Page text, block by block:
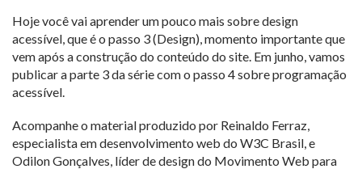
Hoje você vai aprender um pouco mais sobre design
acessível, que é o passo 3 (Design), momento importante que
vem após a construção do conteúdo do site. Em junho, vamos
publicar a parte 3 da série com o passo 4 sobre programação
acessível.
Acompanhe o material produzido por Reinaldo Ferraz,
especialista em desenvolvimento web do W3C Brasil, e
Odilon Gonçalves, líder de design do Movimento Web para